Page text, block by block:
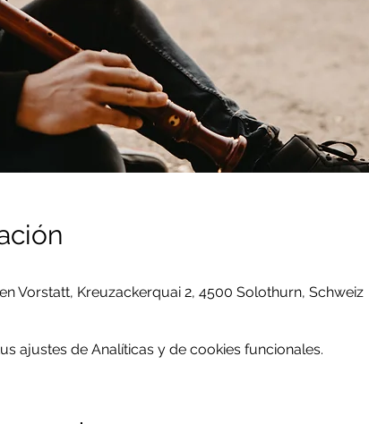
Vorstatt, Kreuzackerquai 2, 4500 Solothurn, Schweiz
ajustes de Analíticas y de cookies funcionales.